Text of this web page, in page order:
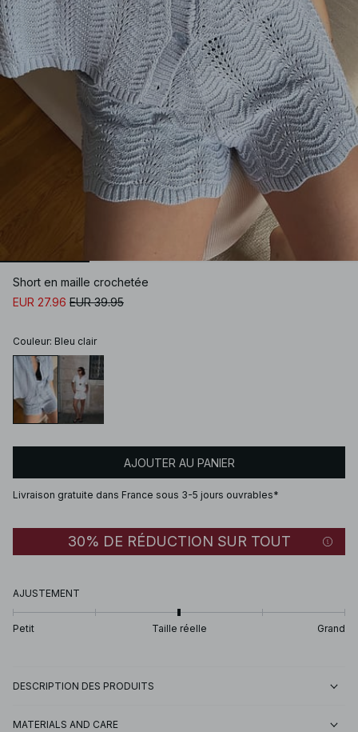
Short en maille crochetée
EUR 27.96 EUR 39.95
Couleur: Bleu clair
AJOUTER AU PANIER
Livraison gratuite dans France sous 3-5 jours ouvrables*
30% DE RÉDUCTION SUR TOUT
AJUSTEMENT
Petit Taille réelle Grand
DESCRIPTION DES PRODUITS
MATERIALS AND CARE